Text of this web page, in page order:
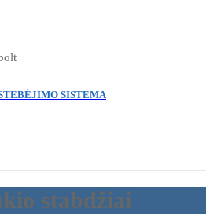
SISTEMA
stabdžiai